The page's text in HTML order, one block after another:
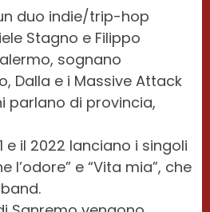
duo indie/trip-hop
Stagno e Filippo
sognano
Dalla e i Massive Attack
parlano di provincia,
e il 2022 lanciano i singoli
l’odore” e “Vita mia”, che